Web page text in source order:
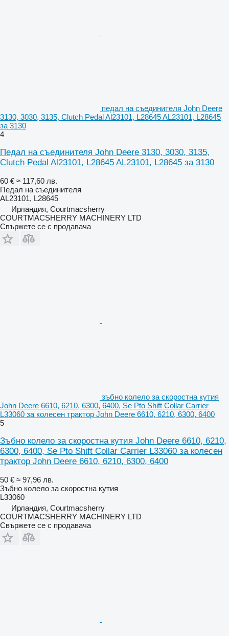
педал на съединителя John Deere
3130, 3030, 3135, Clutch Pedal Al23101, L28645 AL23101, L28645
за 3130
4
Педал на съединителя John Deere 3130, 3030, 3135,
Clutch Pedal Al23101, L28645 AL23101, L28645 за 3130
60 € ≈ 117,60 лв.
Педал на съединителя
AL23101, L28645
Ирландия, Courtmacsherry
COURTMACSHERRY MACHINERY LTD
Свържете се с продавача
зъбно колело за скоростна кутия
John Deere 6610, 6210, 6300, 6400, Se Pto Shift Collar Carrier
L33060 за колесен трактор John Deere 6610, 6210, 6300, 6400
5
Зъбно колело за скоростна кутия John Deere 6610, 6210,
6300, 6400, Se Pto Shift Collar Carrier L33060 за колесен
трактор John Deere 6610, 6210, 6300, 6400
50 € ≈ 97,96 лв.
Зъбно колело за скоростна кутия
L33060
Ирландия, Courtmacsherry
COURTMACSHERRY MACHINERY LTD
Свържете се с продавача